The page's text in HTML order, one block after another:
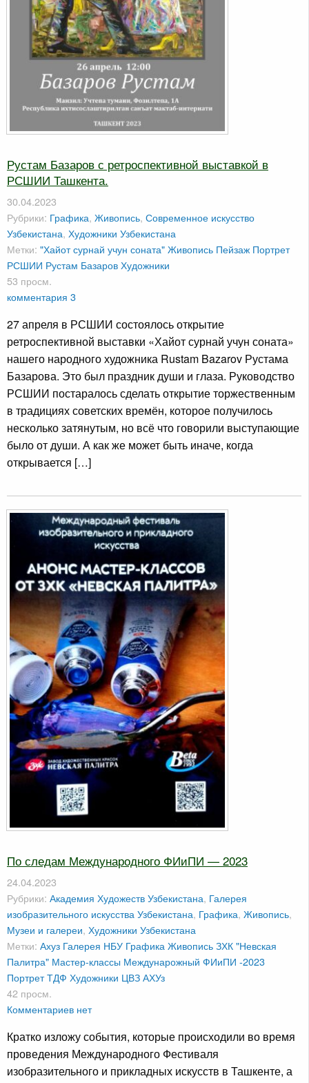
Рустам Базаров с ретроспективной выставкой в
РСШИИ Ташкента.
30.04.2023
Рубрики: Графика, Живопись, Современное искусство
Узбекистана, Художники Узбекистана
Метки: "Хайот сурнай учун соната"Живопись Пейзаж Портрет
РСШИИ Рустам БазаровХудожники
53 просм.
комментария 3
27 апреля в РСШИИ состоялось открытие
ретроспективной выставки «Хайот сурнай учун соната»
нашего народного художника Rustam Bazarov Рустама
Базарова. Это был праздник души и глаза. Руководство
РСШИИ постаралось сделать открытие торжественным
в традициях советских времён, которое получилось
несколько затянутым, но всё что говорили выступающие
было от души. А как же может быть иначе, когда
открывается […]
По следам Международного ФИиПИ — 2023
24.04.2023
Рубрики: Академия Художеств Узбекистана, Галерея
изобразительного искусства Узбекистана, Графика, Живопись,
Музеи и галереи, Художники Узбекистана
Метки: Ахуз Галерея НБУ Графика ЖивописьЗХК "Невская
Палитра" Мастер-классы Междунарожный ФИиПИ -2023
ПортретТДФ Художники ЦВЗ АХУз
42 просм.
Комментариев нет
Кратко изложу события, которые происходили во время
проведения Международного Фестиваля
изобразительного и прикладных искусств в Ташкенте, а